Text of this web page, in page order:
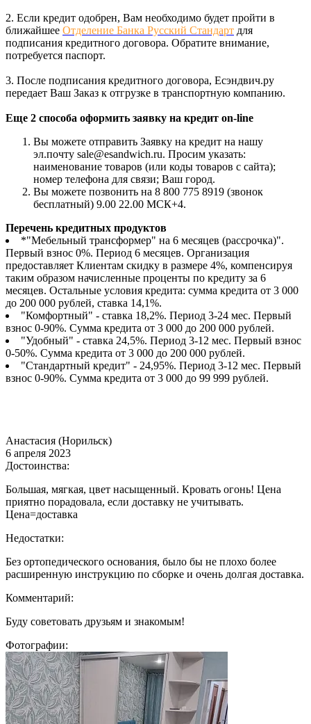
2. Если кредит одобрен, Вам необходимо будет пройти в
ближайшее Отделение Банка Русский Стандарт для
подписания кредитного договора. Обратите внимание,
потребуется паспорт.
3. После подписания кредитного договора, Есэндвич.ру
передает Ваш Заказ к отгрузке в транспортную компанию.
Еще 2 способа оформить заявку на кредит on-line
Вы можете отправить Заявку на кредит на нашу
эл.почту sale@esandwich.ru. Просим указать:
наименование товаров (или коды товаров с сайта);
номер телефона для связи; Ваш город.
Вы можете позвонить на 8 800 775 8919 (звонок
бесплатный) 9.00 22.00 МСК+4.
Перечень кредитных продуктов
*"Мебельный трансформер" на 6 месяцев (рассрочка)".
Первый взнос 0%. Период 6 месяцев. Организация
предоставляет Клиентам скидку в размере 4%, компенсируя
таким образом начисленные проценты по кредиту за 6
месяцев. Остальные условия кредита: сумма кредита от 3 000
до 200 000 рублей, ставка 14,1%.
"Комфортный" - ставка 18,2%. Период 3-24 мес. Первый
взнос 0-90%. Сумма кредита от 3 000 до 200 000 рублей.
"Удобный" - ставка 24,5%. Период 3-12 мес. Первый взнос
0-50%. Сумма кредита от 3 000 до 200 000 рублей.
"Стандартный кредит" - 24,95%. Период 3-12 мес. Первый
взнос 0-90%. Сумма кредита от 3 000 до 99 999 рублей.
Анастасия (Норильск)
6 апреля 2023
Достоинства:
Большая, мягкая, цвет насыщенный. Кровать огонь! Цена
приятно порадовала, если доставку не учитывать.
Цена=доставка
Недостатки:
Без ортопедического основания, было бы не плохо более
расширенную инструкцию по сборке и очень долгая доставка.
Комментарий:
Буду советовать друзьям и знакомым!
Фотографии: